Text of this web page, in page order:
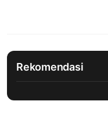
Rekomendasi